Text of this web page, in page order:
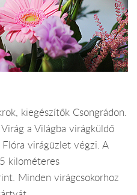
kiegészítők Csongrádon.
a Világba virágküldő
virágüzlet végzi. A
kilométeres
Minden virágcsokorhoz